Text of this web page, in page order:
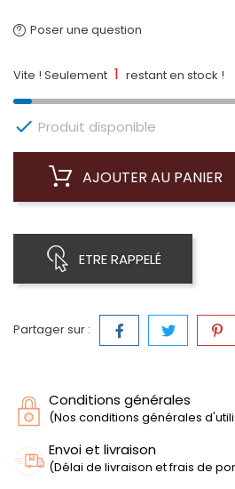
Poser une question
Vite ! Seulement 1 restant en stock !
 Produit disponible
AJOUTER AU PANIER
ETRE RAPPELÉ
Partager sur :
Conditions générales
(Nos conditions générales
Envoi et livraison
(Délai de livraison et frais de